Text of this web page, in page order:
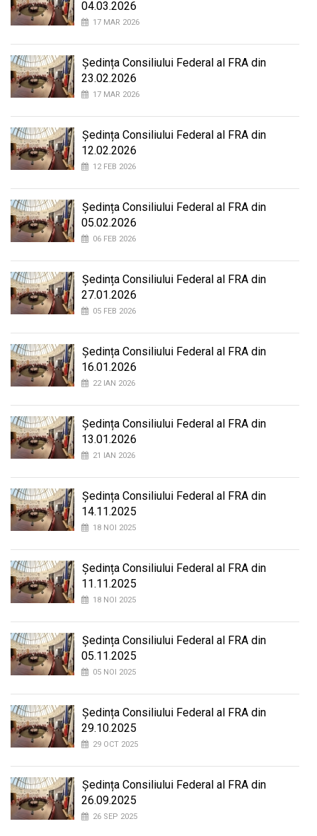
04.03.2026
17 MAR 2026
Ședința Consiliului Federal al FRA din
23.02.2026
17 MAR 2026
Ședința Consiliului Federal al FRA din
12.02.2026
12 FEB 2026
Ședința Consiliului Federal al FRA din
05.02.2026
06 FEB 2026
Ședința Consiliului Federal al FRA din
27.01.2026
05 FEB 2026
Ședința Consiliului Federal al FRA din
16.01.2026
22 IAN 2026
Ședința Consiliului Federal al FRA din
13.01.2026
21 IAN 2026
Ședința Consiliului Federal al FRA din
14.11.2025
18 NOI 2025
Ședința Consiliului Federal al FRA din
11.11.2025
18 NOI 2025
Ședința Consiliului Federal al FRA din
05.11.2025
05 NOI 2025
Ședința Consiliului Federal al FRA din
29.10.2025
29 OCT 2025
Ședința Consiliului Federal al FRA din
26.09.2025
26 SEP 2025